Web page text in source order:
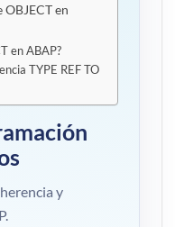
en
en ABAP?
TYPE REF TO
y